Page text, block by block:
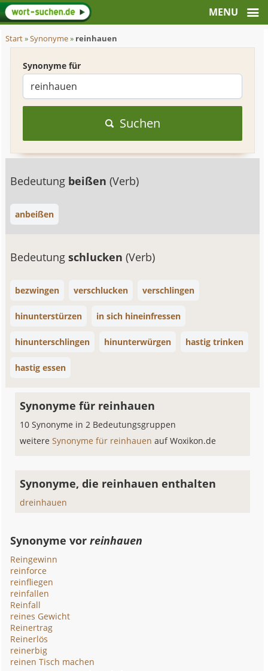
Start»Synonyme» reinhauen
Synonyme für
Suchen
Bedeutung beißen(Verb)
anbeißen
Bedeutungschlucken(Verb)
bezwingen verschlucken verschlingen
hinunterstürzen in sich hineinfressen
hinunterschlingen hinunterwürgen hastig trinken
hastig essen
Synonyme für reinhauen
10 Synonyme in 2 Bedeutungsgruppen
weitereSynonyme für reinhauenauf Woxikon.de
Synonyme, die reinhauen enthalten
dreinhauen
Synonyme vorreinhauen
Reingewinn
reinforce
reinfliegen
reinfallen
Reinfall
reines Gewicht
Reinertrag
Reinerlös
reinerbig
reinen Tisch machen